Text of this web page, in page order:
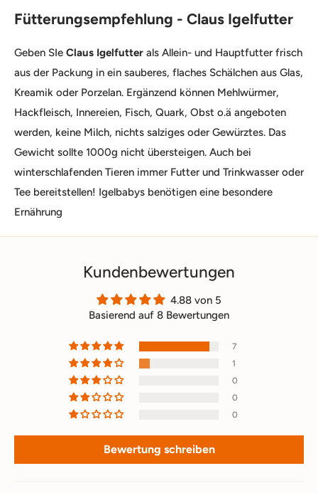
Fütterungsempfehlung - Claus Igelfutter
Geben SIe Claus Igelfutter als Allein- und Hauptfutter frisch
aus der Packung in ein sauberes, flaches Schälchen aus Glas,
Kreamik oder Porzelan. Ergänzend können Mehlwürmer,
Hackfleisch, Innereien, Fisch, Quark, Obst o.ä angeboten
werden, keine Milch, nichts salziges oder Gewürztes. Das
Gewicht sollte 1000g nicht übersteigen. Auch bei
winterschlafenden Tieren immer Futter und Trinkwasser oder
Tee bereitstellen! Igelbabys benötigen eine besondere
Ernährung
Kundenbewertungen
4.88 von 5
Basierend auf 8 Bewertungen
7
1
0
0
0
Bewertung schreiben